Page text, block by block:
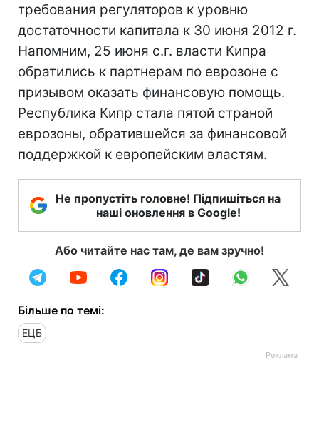
требования регуляторов к уровню
достаточности капитала к 30 июня 2012 г.
Напомним, 25 июня с.г. власти Кипра
обратились к партнерам по еврозоне с
призывом оказать финансовую помощь.
Республика Кипр стала пятой страной
еврозоны, обратившейся за финансовой
поддержкой к европейским властям.
Не пропустіть головне! Підпишіться на
наші оновлення в Google!
Або читайте нас там, де вам зручно!
Більше по темі:
ЕЦБ